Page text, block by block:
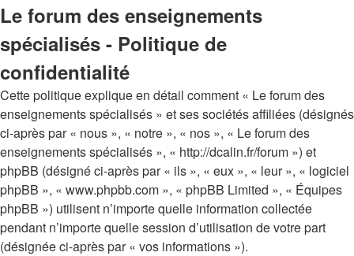
Le forum des enseignements
spécialisés - Politique de
confidentialité
Cette politique explique en détail comment « Le forum des
enseignements spécialisés » et ses sociétés affiliées (désignés
ci-après par « nous », « notre », « nos », « Le forum des
enseignements spécialisés », « http://dcalin.fr/forum ») et
phpBB (désigné ci-après par « ils », « eux », « leur », « logiciel
phpBB », « www.phpbb.com », « phpBB Limited », « Équipes
phpBB ») utilisent n’importe quelle information collectée
pendant n’importe quelle session d’utilisation de votre part
(désignée ci-après par « vos informations »).